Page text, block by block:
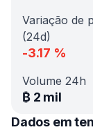
Variação de
(24d)
-3.17 %
Volume 24h
₿ 2 mil
Dados em